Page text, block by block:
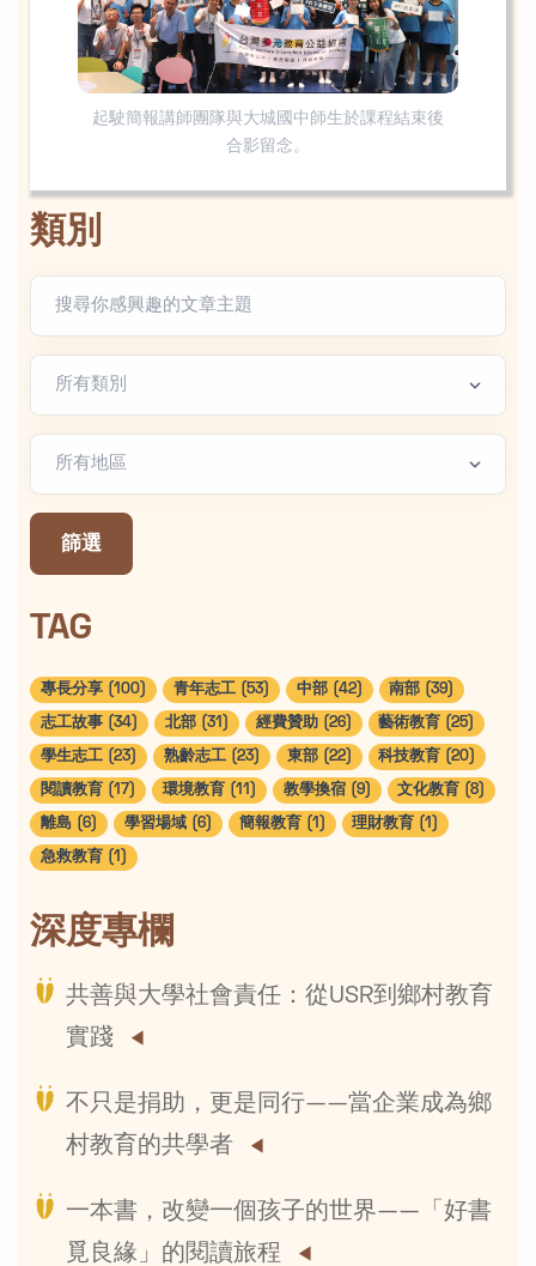
起駛簡報講師團隊與大城國中師生於課程結束後
合影留念。
類別
地區篩選
篩選
TAG
專長分享 (100) 青年志工 (53) 中部 (42) 南部 (39)
志工故事 (34) 北部 (31) 經費贊助 (26) 藝術教育 (25)
學生志工 (23) 熟齡志工 (23) 東部 (22) 科技教育 (20)
閱讀教育 (17) 環境教育 (11) 教學換宿 (9) 文化教育 (8)
離島 (6) 學習場域 (6) 簡報教育 (1) 理財教育 (1)
急救教育 (1)
深度專欄
共善與大學社會責任：從USR到鄉村教育
實踐
不只是捐助，更是同行——當企業成為鄉
村教育的共學者
一本書，改變一個孩子的世界——「好書
覓良緣」的閱讀旅程